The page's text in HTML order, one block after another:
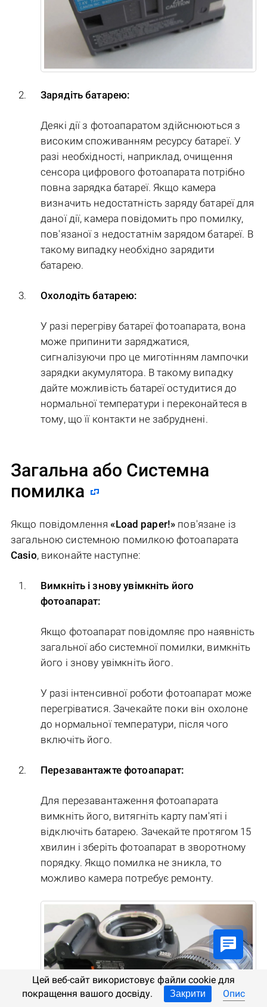
Зарядіть батарею:
Деякі дії з фотоапаратом здійснюються з
високим споживанням ресурсу батареї. У
разі необхідності, наприклад, очищення
сенсора цифрового фотоапарата потрібно
повна зарядка батареї. Якщо камера
визначить недостатність заряду батареї для
даної дії, камера повідомить про помилку,
пов'язаної з недостатнім зарядом батареї. В
такому випадку необхідно зарядити
батарею.
Охолодіть батарею:
У разі перегріву батареї фотоапарата, вона
може припинити заряджатися,
сигналізуючи про це миготінням лампочки
зарядки акумулятора. В такому випадку
дайте можливість батареї остудитися до
нормальної температури і переконайтеся в
тому, що її контакти не забруднені.
Загальна або Системна
помилка
Якщо повідомлення«Load paper!» пов'язане із
загальною системною помилкою фотоапарата
Casio, виконайте наступне:
Вимкніть і знову увімкніть його
фотоапарат:
Якщо фотоапарат повідомляє про наявність
загальної або системної помилки, вимкніть
його і знову увімкніть його.
У разі інтенсивної роботи фотоапарат може
перегріватися. Зачекайте поки він охолоне
до нормальної температури, після чого
включіть його.
Перезавантажте фотоапарат:
Для перезавантаження фотоапарата
вимкніть його, витягніть карту пам'яті і
відключіть батарею. Зачекайте протягом 15
хвилин і зберіть фотоапарат в зворотному
порядку. Якщо помилка не зникла, то
можливо камера потребує ремонту.
Цей веб-сайт використовує файли cookie для
покращення вашого досвіду.
Закрити Опис